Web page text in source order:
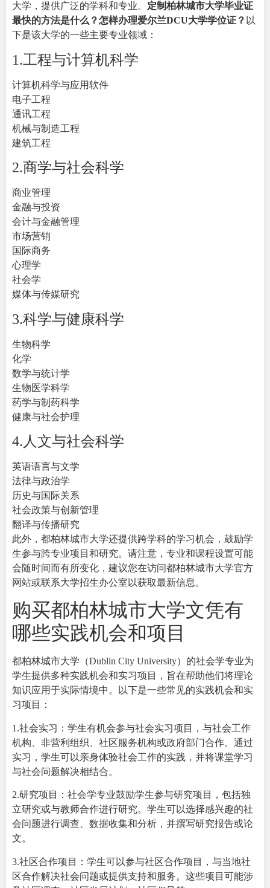
大学，提供广泛的学科和专业。 定制柏林城市大学毕业证
最快的方法是什么？怎样办理爱尔兰DCU大学学位证？ 以
下是该大学的一些主要专业领域：
1.工程与计算机科学
计算机科学与应用软件
电子工程
通讯工程
机械与制造工程
建筑工程
2.商学与社会科学
商业管理
金融与投资
会计与金融管理
市场营销
国际商务
心理学
社会学
媒体与传媒研究
3.科学与健康科学
生物科学
化学
数学与统计学
生物医学科学
药学与制药科学
健康与社会护理
4.人文与社会科学
英语语言与文学
法律与政治学
历史与国际关系
社会政策与创新管理
翻译与传播研究
此外，都柏林城市大学还提供跨学科的学习机会，鼓励学
生参与跨专业项目和研究。请注意，专业和课程设置可能
会随时间而有所变化，建议您在访问都柏林城市大学官方
网站或联系大学招生办公室以获取最新信息。
购买都柏林城市大学文凭有
哪些实践机会和项目
都柏林城市大学（Dublin City University）的社会学专业为
学生提供多种实践机会和实习项目，旨在帮助他们将理论
知识应用于实际情境中。以下是一些常见的实践机会和实
习项目：
1.社会实习：学生有机会参与社会实习项目，与社会工作
机构、非营利组织、社区服务机构或政府部门合作。通过
实习，学生可以亲身体验社会工作的实践，并将课堂学习
与社会问题解决相结合。
2.研究项目：社会学专业鼓励学生参与研究项目，包括独
立研究或与教师合作进行研究。学生可以选择感兴趣的社
会问题进行调查、数据收集和分析，并撰写研究报告或论
文。
3.社区合作项目：学生可以参与社区合作项目，与当地社
区合作解决社会问题或提供支持和服务。这些项目可能涉